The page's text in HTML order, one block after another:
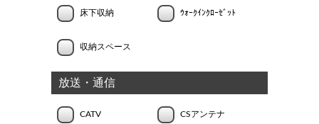
床下収納 ｳｫｰｸｲﾝｸﾛｰｾﾞｯﾄ
収納スペース
放送・通信
CATV CSアンテナ